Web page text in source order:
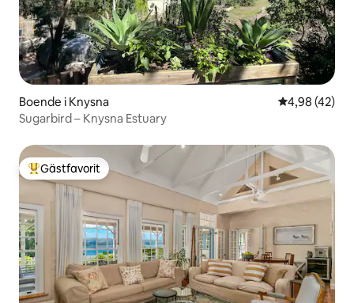
Boende i Knysna 4,98 av 5 i
4,98 (42)
Sugarbird – Knysna Estuary
Populär gästfavorit
Gästfavorit